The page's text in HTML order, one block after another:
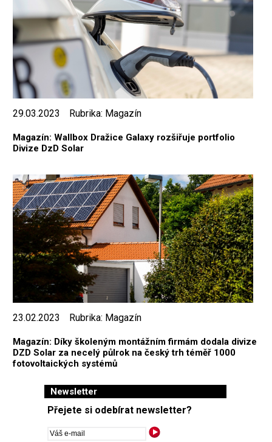
29.03.2023 Rubrika: Magazín
Magazín: Wallbox Dražice Galaxy rozšiřuje portfolio
Divize DzD Solar
23.02.2023 Rubrika: Magazín
Magazín: Díky školeným montážním firmám dodala divize
DZD Solar za necelý půlrok na český trh téměř 1000
fotovoltaických systémů
Newsletter
Přejete si odebírat newsletter?